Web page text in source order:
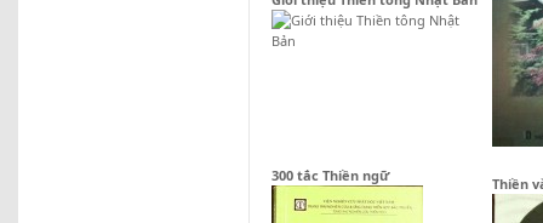
300 tắc Thiền ngữ Thiền